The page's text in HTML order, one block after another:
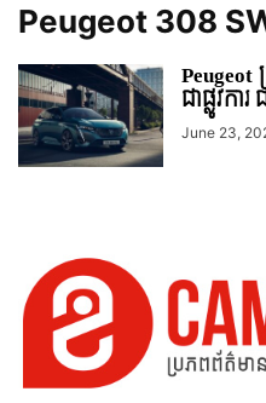
Peugeot 308
ជាផ្លូវក
June 23,